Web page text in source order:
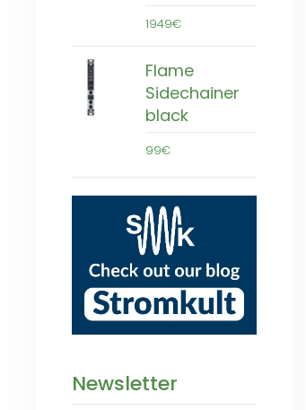
1949€
Flame
Sidechainer
black
99€
Newsletter